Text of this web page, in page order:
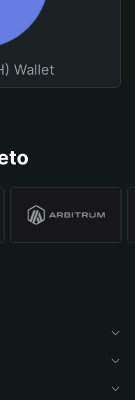
Wallet